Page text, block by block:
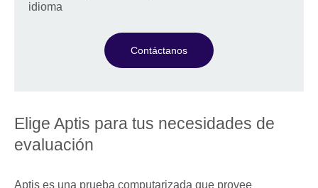
idioma
Contáctanos
Elige Aptis para tus necesidades de
evaluación
Aptis es una prueba computarizada que provee